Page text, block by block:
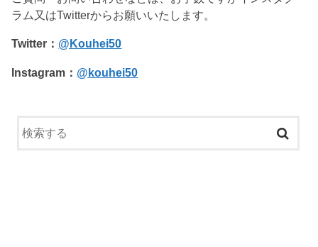
ラム又はTwitterからお願いいたします。
Twitter： @Kouhei50
Instagram： @kouhei50